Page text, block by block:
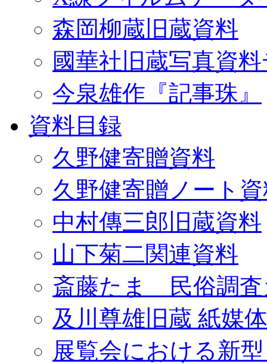
森岡柳蔵旧蔵資料
國華社旧蔵写真資
今泉雄作『記事珠』
資料目録
久野健寄贈資料
久野健寄贈ノート
中村傳三郎旧蔵資料
山下菊二関連資料
斎藤たま 民俗調査
及川尊雄旧蔵 紙媒
展覧会における新